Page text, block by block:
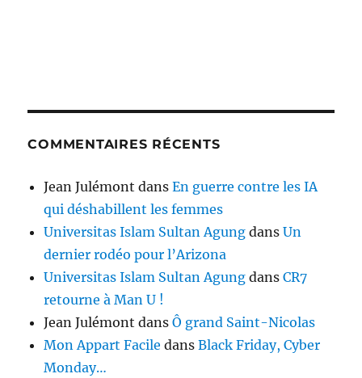
COMMENTAIRES RÉCENTS
Jean Julémont dansEn guerre contre les IA
qui déshabillent les femmes
Universitas Islam Sultan Agung dansUn
dernier rodéo pour l’Arizona
Universitas Islam Sultan Agung dansCR7
retourne à Man U !
Jean Julémont dansÔ grand Saint-Nicolas
Mon Appart Facile dansBlack Friday, Cyber
Monday…